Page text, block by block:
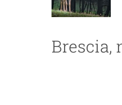
Brescia,